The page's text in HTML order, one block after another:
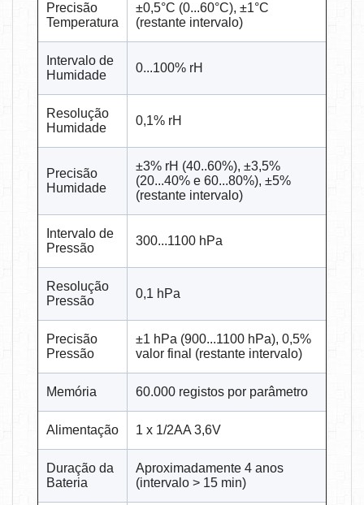
Precisão
Temperatura
±0,5°C (0...60°C), ±1°C
(restante intervalo)
Intervalo de
Humidade
0...100% rH
Resolução
Humidade
0,1% rH
Precisão
Humidade
±3% rH (40..60%), ±3,5%
(20...40% e 60...80%), ±5%
(restante intervalo)
Intervalo de
Pressão
300...1100 hPa
Resolução
Pressão
0,1 hPa
Precisão
Pressão
±1 hPa (900...1100 hPa), 0,5%
valor final (restante intervalo)
Memória 60.000 registos por parâmetro
Alimentação 1 x 1/2AA 3,6V
Duração da
Bateria
Aproximadamente 4 anos
(intervalo > 15 min)